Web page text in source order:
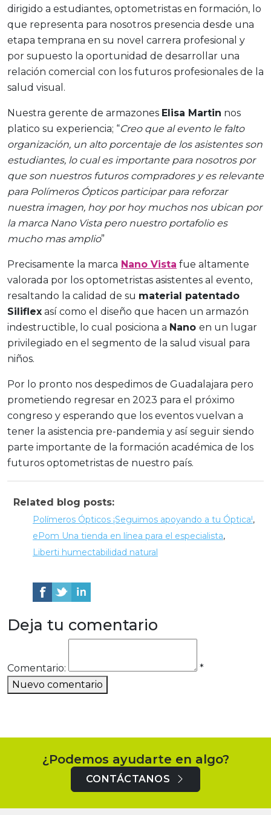
dirigido a estudiantes, optometristas en formación, lo
que representa para nosotros presencia desde una
etapa temprana en su novel carrera profesional y
por supuesto la oportunidad de desarrollar una
relación comercial con los futuros profesionales de la
salud visual.
Nuestra gerente de armazones Elisa Martin nos
platico su experiencia; “Creo que al evento le falto
organización, un alto porcentaje de los asistentes son
estudiantes, lo cual es importante para nosotros por
que son nuestros futuros compradores y es relevante
para Polímeros Ópticos participar para reforzar
nuestra imagen, hoy por hoy muchos nos ubican por
la marca Nano Vista pero nuestro portafolio es
mucho mas amplio”
Precisamente la marca Nano Vista fue altamente
valorada por los optometristas asistentes al evento,
resaltando la calidad de su material patentado
Siliflex así como el diseño que hacen un armazón
indestructible, lo cual posiciona a Nano en un lugar
privilegiado en el segmento de la salud visual para
niños.
Por lo pronto nos despedimos de Guadalajara pero
prometiendo regresar en 2023 para el próximo
congreso y esperando que los eventos vuelvan a
tener la asistencia pre-pandemia y así seguir siendo
parte importante de la formación académica de los
futuros optometristas de nuestro país.
Related blog posts:
Polímeros Ópticos ¡Seguimos apoyando a tu Óptica!,
ePom Una tienda en línea para el especialista,
Liberti humectabilidad natural
Deja tu comentario
Comentario:
*
Nuevo comentario
¿Podemos ayudarte en algo?
CONTÁCTANOS